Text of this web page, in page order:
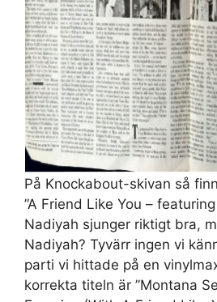
På Knockabout-skivan så
”A Friend Like You –
Nadiyah sjunger riktigt bra,
Nadiyah? Tyvärr ingen vi
parti vi hittade på en
korrekta titeln är ”Montana